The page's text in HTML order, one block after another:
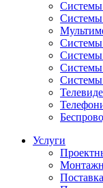
Системы
Системы
Системы
Системы
Услуги